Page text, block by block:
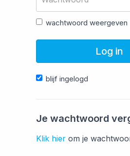
wachtwoord weergeven
Log in
blijf ingelogd
Je wachtwoord
Klik hier om je